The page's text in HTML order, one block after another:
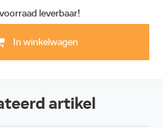
leverbaar!
In winkelwagen
artikel